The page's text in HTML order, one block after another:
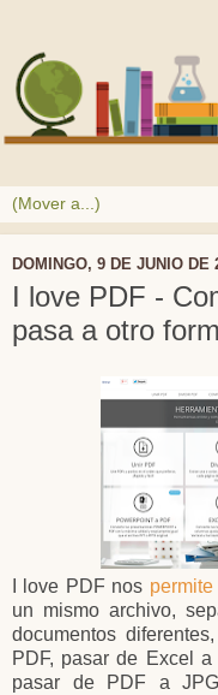
DOMINGO, 9 DE JUNIO DE
I love PDF -
pasa a otro
I love PDF nos
un mismo archivo,
documentos
PDF, pasar de Excel
pasar de PDF a